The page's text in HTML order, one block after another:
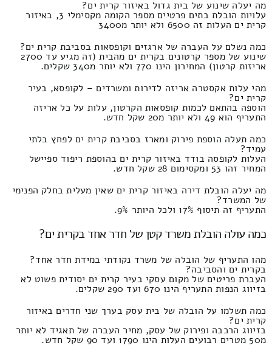
מה יעלה שינוע של בית גדול באיזור קרית ים?
עלויות הובלת בתים פרטיים מספר הקומה מקסימלי 3, באיזור
קרית ים העלות זה 6500 ולא יותר מ3400
כמה נשלם על העברה של ארגזים וקופסאות בסביבת קרית ים?
שינוע של מספר קרטונים בקרית ים מהבית (זה מגיע עד 2700
אריזות קרטון) המחירון הינו 770 ולא יותר מ340 שקלים.
מהי עלות אקסטרה אריזה לדירות ומשרדים – לקופסא, בעיר
קרית ים?
הוספה בהתאם לכמות קופסאות הקרטון, עלות על כל אריזה
התעריף הוא 49 ולא יותר מ20 שקל חדש.
כמה תעלה הוספת פירוק ומארז בסביבת קרית ים לפחץ בלתי
עמיד?
העלות לקופסה בודד באיזור קרית ים בהוספת ריפוד ספיישל
המחיר זהו 53 ומקסימום 28 שקל חדש.
מה יעלה הובלת דירה באיזור קרית ים שאין מעלית בחלק הפנימי
של המשרד?
התעריף זה תיסוף 17% ולכל היותר 9%.
כמה עולה הובלת משרד קטן של חדר אחד בקרית ים?
מהו התעריף של הובלה של משרד נקודתי במידת חדר אחד?
בקרית ים והסביבה?
העברת פריטים של מקום עסקי בעיר קרית ים יסודית פשוט לא
בזיווג הנפות התעריף הינו 670 ועד 290 שקלים.
כמה תשלמו על הובלה של בית עסק בערך שני חדרים באיזור
קרית ים?
בזיווג הרכבה ופירוק של עסק, מחיר העברה של תאגיד לא יותר
מ50 מטרים רבועים העלות הינו 1790 ועד 90 שקל חדש.